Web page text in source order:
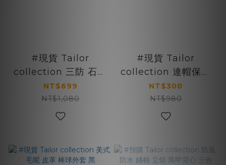
#現貨 Tailor
collection 三防 石墨
烯衝鋒衣 寬鬆連帽外
套 三色
NT$699
NT$1,080
#現貨 Tailor
collection 連帽保暖
鋪棉寬鬆外套 黑
NT$300
NT$980